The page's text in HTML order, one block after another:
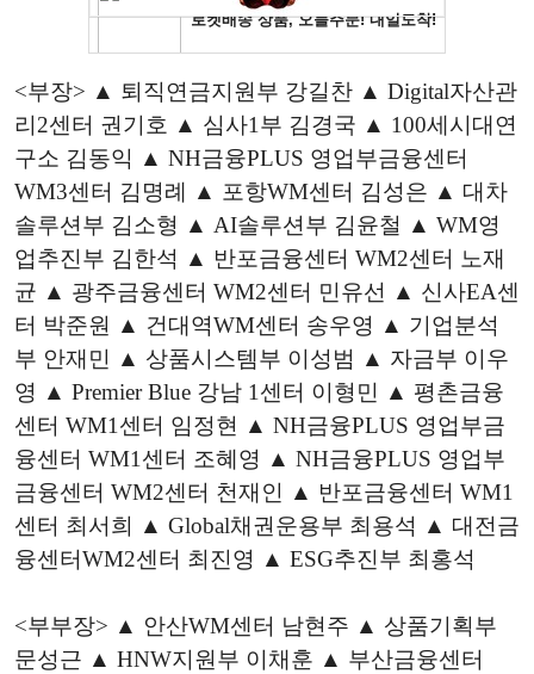
<부장> ▲ 퇴직연금지원부 강길찬 ▲ Digital자산관
리2센터 권기호 ▲ 심사1부 김경국 ▲ 100세시대연
구소 김동익 ▲ NH금융PLUS 영업부금융센터
WM3센터 김명례 ▲ 포항WM센터 김성은 ▲ 대차
솔루션부 김소형 ▲ AI솔루션부 김윤철 ▲ WM영
업추진부 김한석 ▲ 반포금융센터 WM2센터 노재
균 ▲ 광주금융센터 WM2센터 민유선 ▲ 신사EA센
터 박준원 ▲ 건대역WM센터 송우영 ▲ 기업분석
부 안재민 ▲ 상품시스템부 이성범 ▲ 자금부 이우
영 ▲ Premier Blue 강남 1센터 이형민 ▲ 평촌금융
센터 WM1센터 임정현 ▲ NH금융PLUS 영업부금
융센터 WM1센터 조혜영 ▲ NH금융PLUS 영업부
금융센터 WM2센터 천재인 ▲ 반포금융센터 WM1
센터 최서희 ▲ Global채권운용부 최용석 ▲ 대전금
융센터WM2센터 최진영 ▲ ESG추진부 최홍석
<부부장> ▲ 안산WM센터 남현주 ▲ 상품기획부
문성근 ▲ HNW지원부 이채훈 ▲ 부산금융센터